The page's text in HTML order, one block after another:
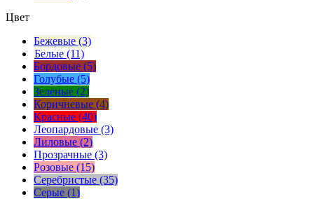
Цвет
Бежевые (3)
Белые (11)
Бордовые (5)
Голубые (5)
Зеленые (2)
Коричневые (4)
Красные (40)
Леопардовые (3)
Лиловые (2)
Прозрачные (3)
Розовые (15)
Серебристые (35)
Серые (1)